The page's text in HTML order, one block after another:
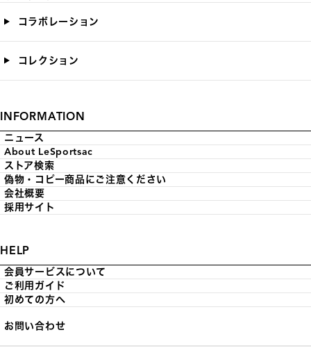
コラボレーション
コレクション
INFORMATION
ニュース
About LeSportsac
ストア検索
偽物・コピー商品にご注意ください
会社概要
採用サイト
HELP
会員サービスについて
ご利用ガイド
初めての方へ
お問い合わせ